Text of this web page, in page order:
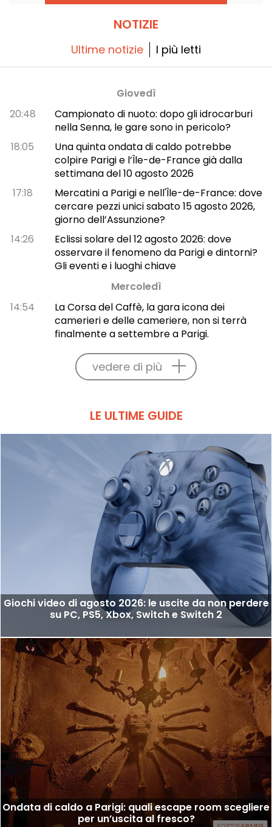
NOTIZIE
Ultime notizie I più letti
Giovedì
20:48
Campionato di nuoto: dopo gli idrocarburi
nella Senna, le gare sono in pericolo?
18:05
Una quinta ondata di caldo potrebbe
colpire Parigi e l’Île-de-France già dalla
settimana del 10 agosto 2026
17:18
Mercatini a Parigi e nell'Île-de-France: dove
cercare pezzi unici sabato 15 agosto 2026,
giorno dell’Assunzione?
14:26
Eclissi solare del 12 agosto 2026: dove
osservare il fenomeno da Parigi e dintorni?
Gli eventi e i luoghi chiave
Mercoledì
14:54
La Corsa del Caffè, la gara icona dei
camerieri e delle cameriere, non si terrà
finalmente a settembre a Parigi.
vedere di più
LE ULTIME GUIDE
Giochi video di agosto 2026: le uscite da non perdere
su PC, PS5, Xbox, Switch e Switch 2
Ondata di caldo a Parigi: quali escape room scegliere
per un’uscita al fresco?